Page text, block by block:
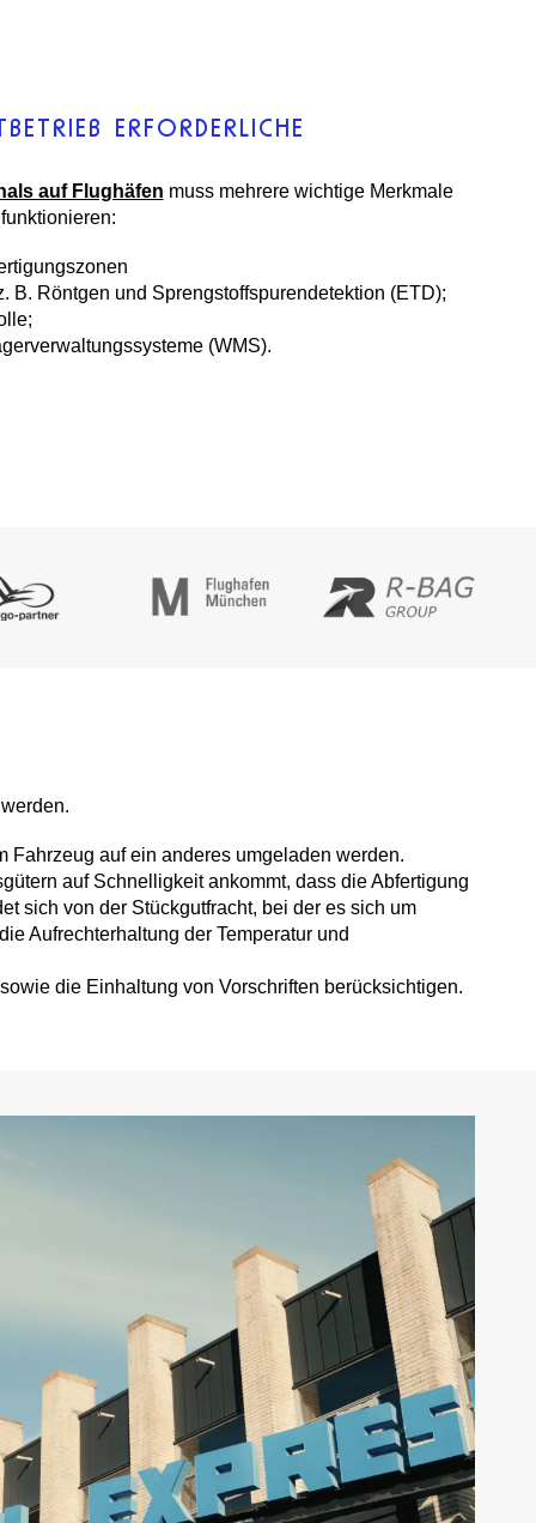
ERFORDERLICHE
auf Flughäfen muss mehrere wichtige Merkmale
B. Röntgen und Sprengstoffspurendetektion (ETD);
(WMS).
Fahrzeug auf ein anderes umgeladen werden.
auf Schnelligkeit ankommt, dass die Abfertigung
sich von der Stückgutfracht, bei der es sich um
Aufrechterhaltung der Temperatur und
die Einhaltung von Vorschriften berücksichtigen.